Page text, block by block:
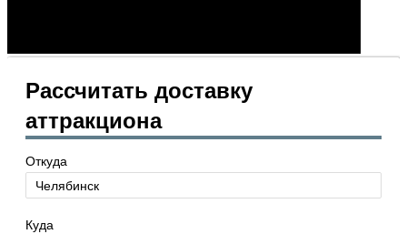
Рассчитать доставку
аттракциона
Откуда
Куда